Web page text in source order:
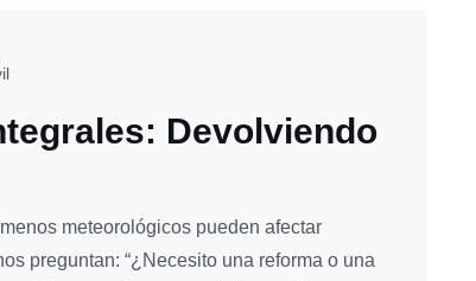
Devolviendo
meteorológicos pueden afectar
preguntan: “¿Necesito una reforma o una